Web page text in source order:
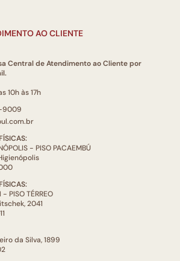
AO CLIENTE
Central de Atendimento ao Cliente por
10h às 17h
9009
- PISO PACAEMBÚ
- PISO TÉRREO
2041
da Silva, 1899